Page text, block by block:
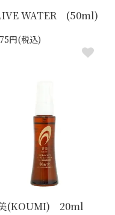
WATER (50ml)
円(税込)
(KOUMI) 20ml